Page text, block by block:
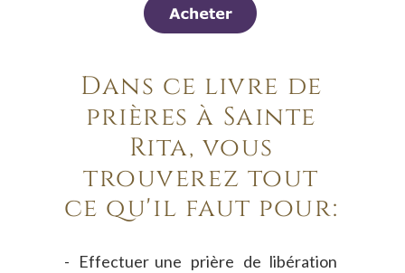
Dans ce livre de
prières à Sainte
Rita, vous
trouverez tout
ce qu'il faut pour:
- Effectuer une prière de libération